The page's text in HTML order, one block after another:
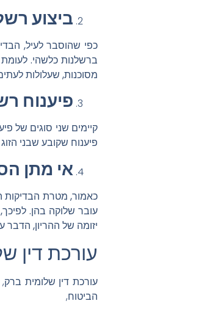
ביצוע
כפי שהוסבר לעיל,
ברשלנות כלשהי. לעומת
מסוכנות, שעלולות
פיענוח
קיימים שני סוגים של
פיענוח שקובע שבני
אי מתן
כאמור, מטרת הבדיקות
עובר שלוקה בהן.
יזומה של ההריון, הדבר
עורכת דין
עורכת דין שלומית ברק,
הביטוח,